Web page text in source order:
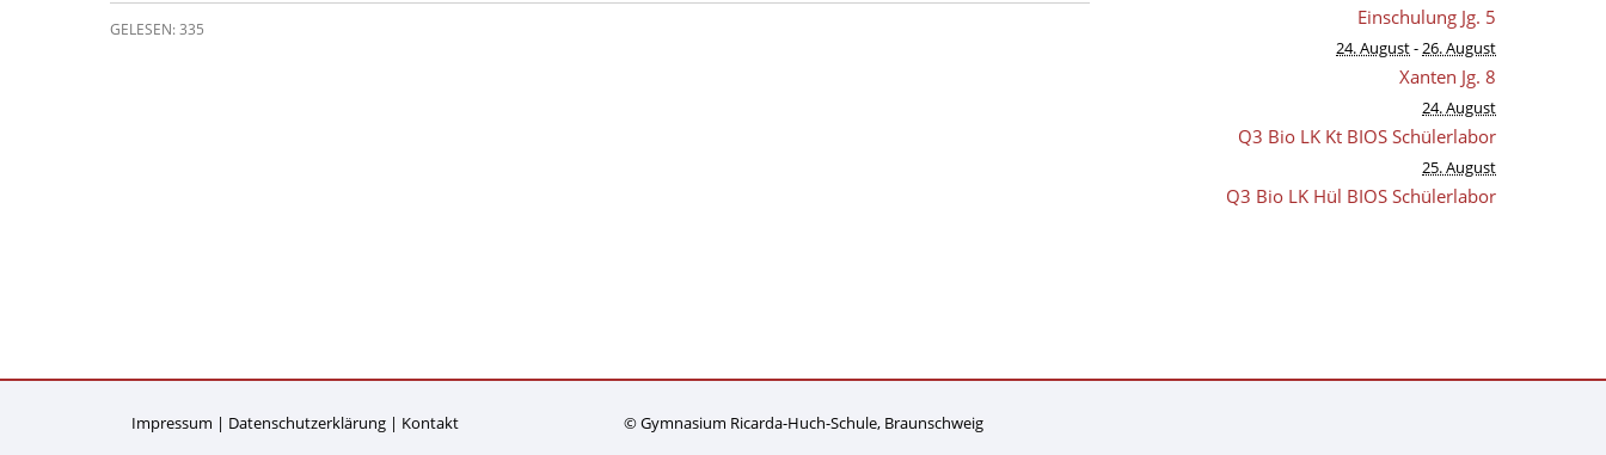
GELESEN: 335
Einschulung Jg. 5
24. August-26. August
Xanten Jg. 8
24. August
Q3 Bio LK Kt BIOS Schülerlabor
25. August
Q3 Bio LK Hül BIOS Schülerlabor
Impressum Datenschutzerklärung Kontakt © Gymnasium Ricarda-Huch-Schule, Braunschweig